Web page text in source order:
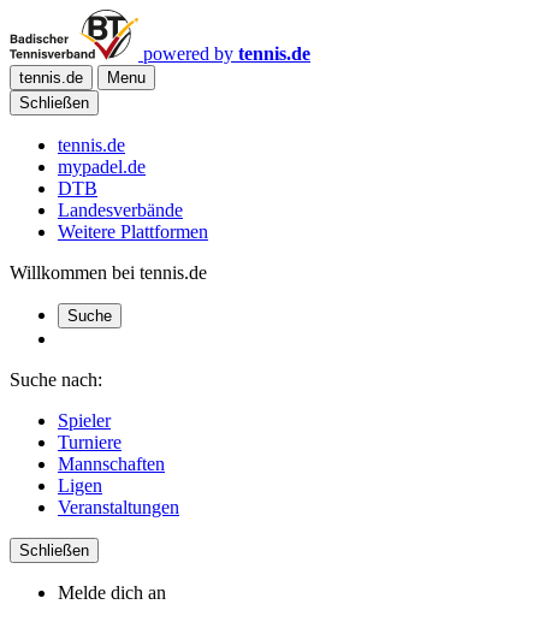
powered by tennis.de
tennis.de
Menu
Schließen
tennis.de
mypadel.de
DTB
Landesverbände
Weitere Plattformen
Willkommen bei tennis.de
Suche
Suche nach:
Spieler
Turniere
Mannschaften
Ligen
Veranstaltungen
Schließen
Melde dich an